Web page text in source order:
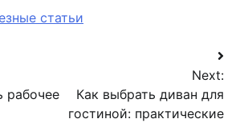
статьи
рабочее
Next:
Как выбрать диван для
гостиной: практические